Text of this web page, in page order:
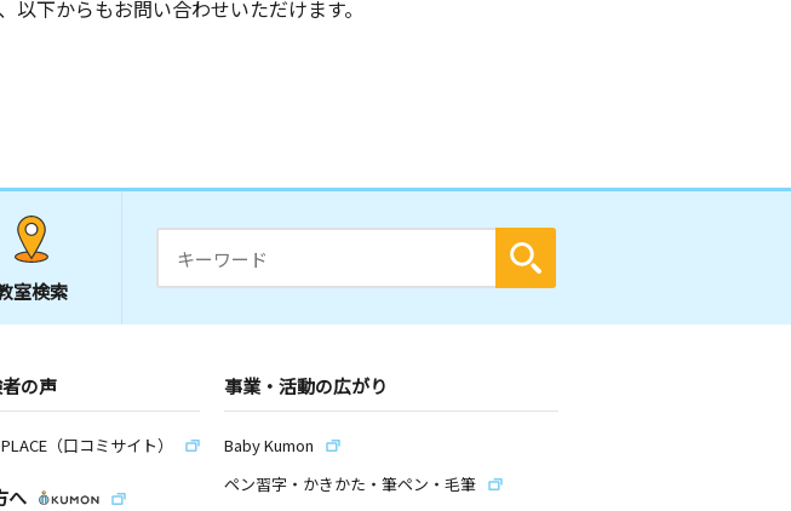
下からもお問い合わせいただけます。
室検索
の声
（口コミサイト）
へ
事業・活動の広がり
Baby Kumon
ペン習字・かきかた・筆ペン・毛筆